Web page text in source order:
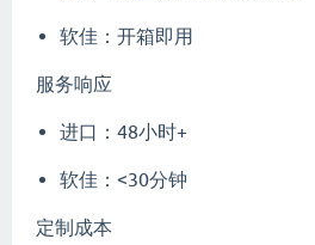
软佳：开箱即用
服务响应
进口：48小时+
软佳：<30分钟
定制成本